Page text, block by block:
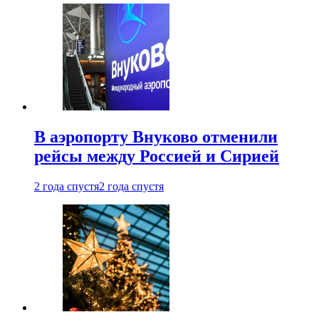
В аэропорту Внуково отменили
рейсы между Россией и Сирией
2 года спустя2 года спустя